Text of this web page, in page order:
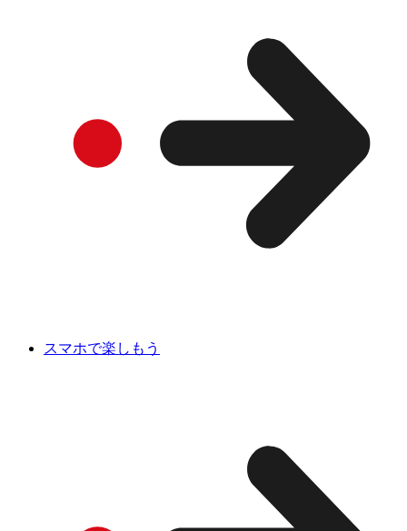
スマホで楽しもう